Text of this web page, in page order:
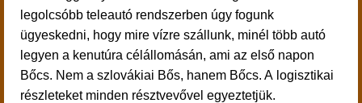
legolcsóbb teleautó rendszerben úgy fogunk
ügyeskedni, hogy mire vízre szállunk, minél több autó
legyen a kenutúra célállomásán, ami az első napon
Bőcs. Nem a szlovákiai Bős, hanem Bőcs. A logisztikai
részleteket minden résztvevővel egyeztetjük.